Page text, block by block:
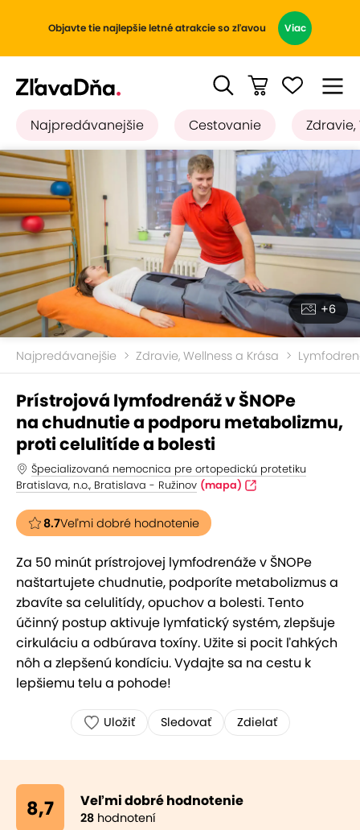
Objavte tie najlepšie letné atrakcie so zľavou Viac
Najpredávanejšie Cestovanie Zdravie,
+6
Najpredávanejšie Zdravie, Wellness a Krása
Prístrojová lymfodrenáž v ŠNOPe
na chudnutie a podporu metabolizmu,
proti celulitíde a bolesti
Špecializovaná nemocnica pre ortopedickú protetiku
Bratislava, n.o., Bratislava - Ružinov (mapa)
8.7Veľmi dobré hodnotenie
Za 50 minút prístrojovej lymfodrenáže v ŠNOPe
naštartujete chudnutie, podporíte metabolizmus a
zbavíte sa celulitídy, opuchov a bolesti. Tento
účinný postup aktivuje lymfatický systém, zlepšuje
cirkuláciu a odbúrava toxíny. Užite si pocit ľahkých
nôh a zlepšenú kondíciu. Vydajte sa na cestu k
lepšiemu telu a pohode!
Uložiť Sledovať Zdielať
8,7 Veľmi dobré hodnotenie
28 hodnotení